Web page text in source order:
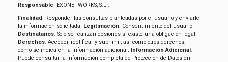
Responsable: EXONETWORKS, S.L..
Finalidad: Responder las consultas planteadas por el usuario y enviarle
la información solicitada; Legitimación: Consentimiento del usuario;
Destinatarios: Solo se realizan cesiones si existe una obligación legal;
Derechos: Acceder, rectificar y suprimir, así como otros derechos,
como se indica en la información adicional;
Información Adicional :
Puede consultar la información completa de Protección de Datos en